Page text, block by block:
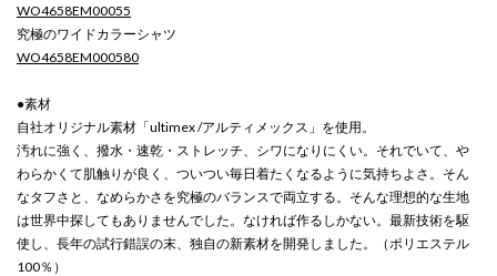
WO4658EM00055
究極のワイドカラーシャツ
WO4658EM000580
●素材
自社オリジナル素材「ultimex /アルティメックス」を使用。
汚れに強く、撥水・速乾・ストレッチ、シワになりにくい。それでいて、や
わらかくて肌触りが良く、ついつい毎日着たくなるように気持ちよさ。そん
なタフさと、なめらかさを究極のバランスで両立する。そんな理想的な生地
は世界中探してもありませんでした。なければ作るしかない。最新技術を駆
使し、長年の試行錯誤の末、独自の新素材を開発しました。（ポリエステル
100％）